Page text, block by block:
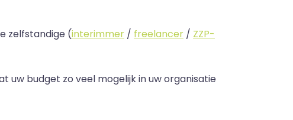
zelfstandige (interimmer / freelancer / ZZP-
uw budget zo veel mogelijk in uw organisatie